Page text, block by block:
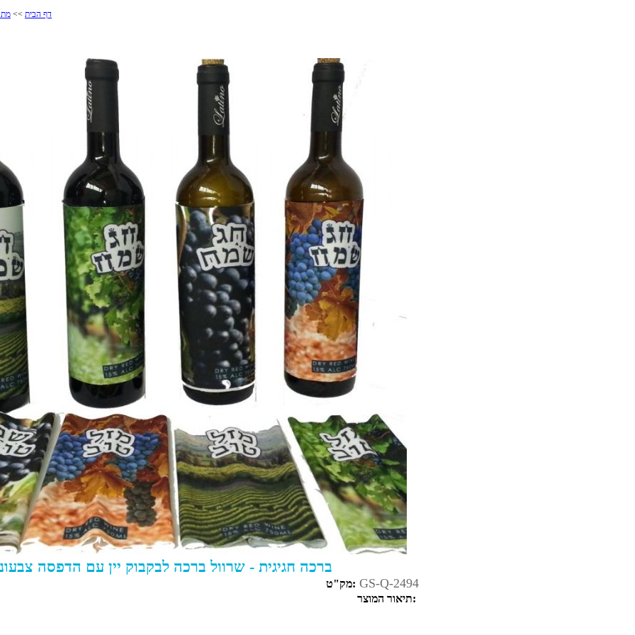
דף הבית >>
ברכה חגיגית - שרוול ברכה לבקבוק יין עם הדפסה
מק"ט: GS-Q-2494
תיאור המוצר: